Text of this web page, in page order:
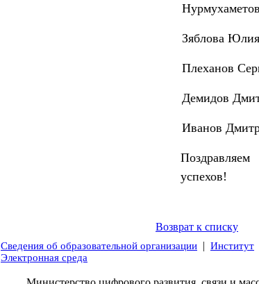
Зяблова
Плеханов
Демидов
Иванов
успехов!
Возврат к списку
Сведения об образовательной организации | Институт
Электронная среда